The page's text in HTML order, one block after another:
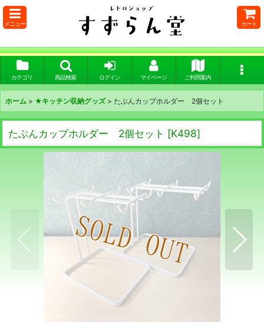
メニュー カート
カテゴリ 商品検索 ログイン マイページ ご利用案内
ホーム > ★キッチン収納グッズ > たぶんカップホルダー 2個セット
たぶんカップホルダー 2個セット [K498]